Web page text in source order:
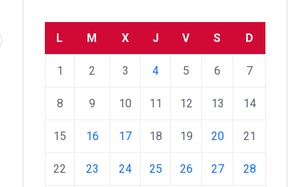
L M X J V S D
1 2 3 4 5 6 7
8 9 10 11 12 13 14
15 16 17 18 19 20 21
22 23 24 25 26 27 28